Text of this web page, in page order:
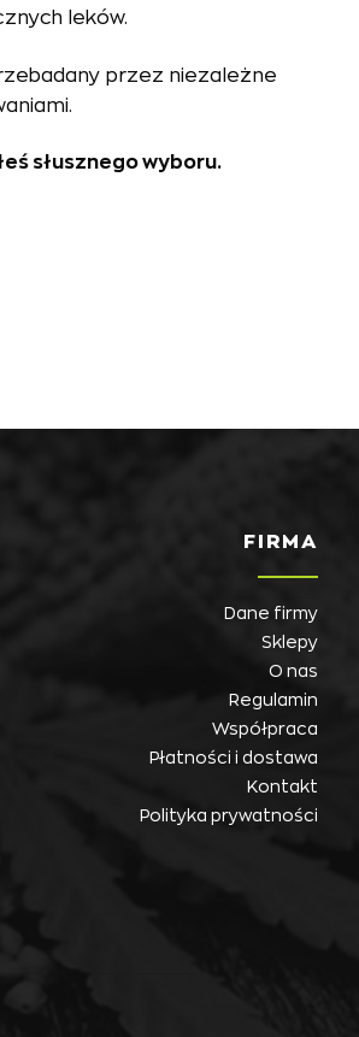
leków.
przez niezależne
słusznego wyboru.
FIRMA
Dane firmy
Sklepy
O nas
Regulamin
Współpraca
Płatności i dostawa
Kontakt
Polityka prywatności